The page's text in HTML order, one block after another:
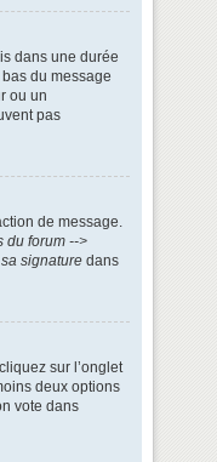
dans une durée
du message
ou un
pas
de message.
du forum -->
signature dans
sur l’onglet
deux options
vote dans